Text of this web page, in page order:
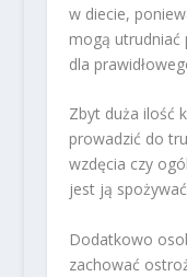
w diecie,
mogą utrudniać
dla
Zbyt duża ilość
prowadzić do
wzdęcia czy
jest ją
Dodatkowo
zachować